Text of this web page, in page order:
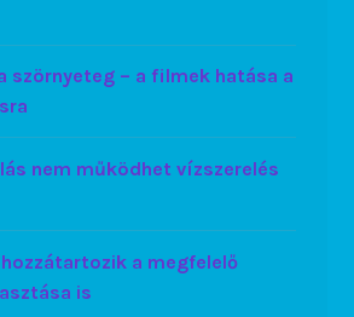
szörnyeteg – a filmek hatása a
nem működhet vízszerelés
a megfelelő
is